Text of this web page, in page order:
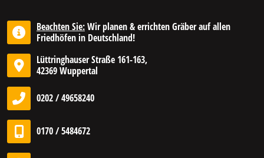
Beachten Sie:Wir planen & errichten Gräber auf allen
Friedhöfen in Deutschland!
Lüttringhauser Straße 161-163,
42369 Wuppertal
0202 / 49658240
0170 / 5484672